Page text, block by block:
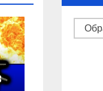
Архіви